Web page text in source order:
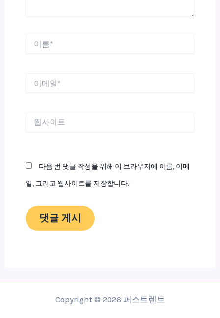
다음 번 댓글 작성을 위해 이 브라우저에 이름, 이메
일, 그리고 웹사이트를 저장합니다.
Copyright © 2026 퍼스트렌트